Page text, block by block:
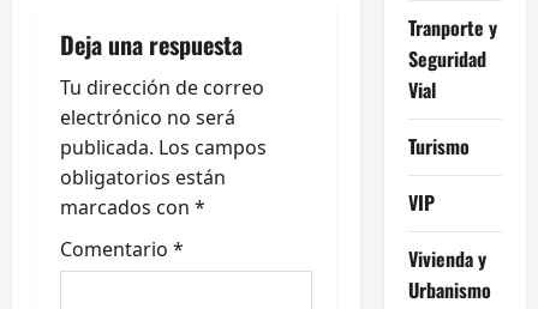
c
i
ó
n
d
e
Deja una respuesta
Tu dirección de correo
electrónico no será
publicada. Los campos
obligatorios están
marcados con *
Comentario *
Tranporte y
Seguridad
Vial
Turismo
VIP
Vivienda y
Urbanismo